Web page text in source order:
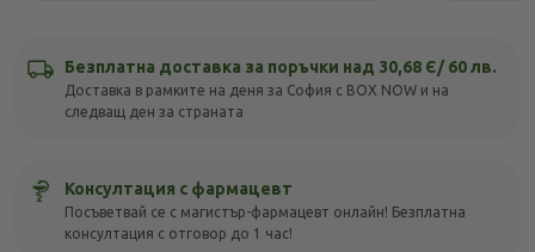
Безплатна доставка за поръчки над 30,68 Є/ 60 лв.
Доставка в рамките на деня за София с BOX NOW и на
следващ ден за страната
Консултация с фармацевт
Посъветвай се с магистър-фармацевт онлайн! Безплатна
консултация с отговор до 1 час!